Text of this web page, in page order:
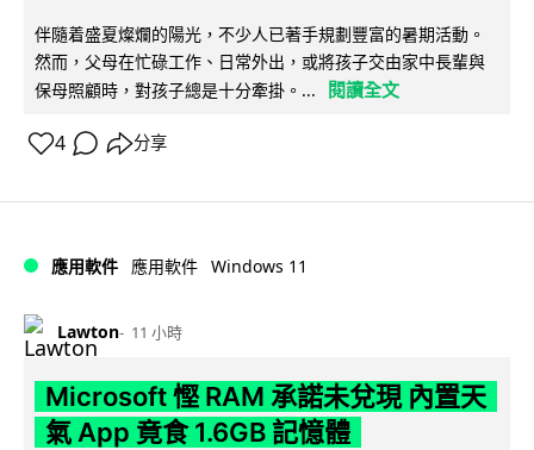
伴隨着盛夏燦爛的陽光，不少人已著手規劃豐富的暑期活動。
然而，父母在忙碌工作、日常外出，或將孩子交由家中長輩與
保母照顧時，對孩子總是十分牽掛。...
閱讀全文
4 分享
應用軟件 應用軟件 Windows 11
Lawton 11 小時
Microsoft 慳 RAM 承諾未兌現 內置天
氣 App 竟食 1.6GB 記憶體